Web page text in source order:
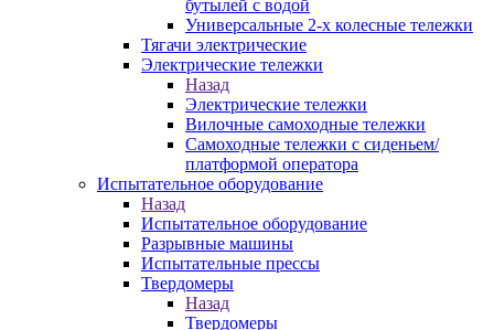
бутылей с водой
Универсальные 2-х колесные тележки
Тягачи электрические
Электрические тележки
Назад
Электрические тележки
Вилочные самоходные тележки
Самоходные тележки с сиденьем/
платформой оператора
Испытательное оборудование
Назад
Испытательное оборудование
Разрывные машины
Испытательные прессы
Твердомеры
Назад
Твердомеры